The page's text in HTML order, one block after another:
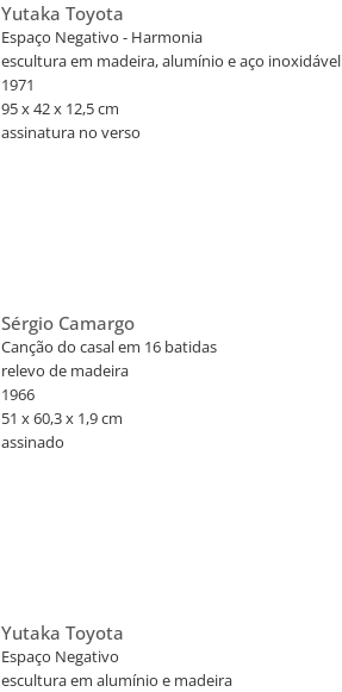
Yutaka Toyota
Espaço Negativo - Harmonia
escultura em madeira, alumínio e aço inoxidável
1971
95 x 42 x 12,5 cm
assinatura no verso
Sérgio Camargo
Canção do casal em 16 batidas
relevo de madeira
1966
51 x 60,3 x 1,9 cm
assinado
Yutaka Toyota
Espaço Negativo
escultura em alumínio e madeira